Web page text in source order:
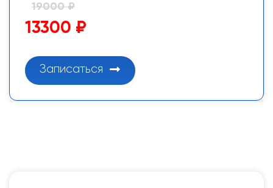
19000 ₽
13300 ₽
Записаться